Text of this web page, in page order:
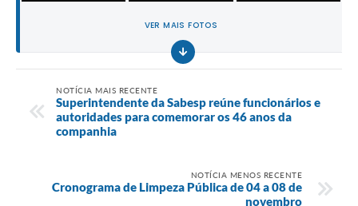
VER MAIS FOTOS
NOTÍCIA MAIS RECENTE
Superintendente da Sabesp reúne funcionários e
autoridades para comemorar os 46 anos da
companhia
NOTÍCIA MENOS RECENTE
Cronograma de Limpeza Pública de 04 a 08 de
novembro